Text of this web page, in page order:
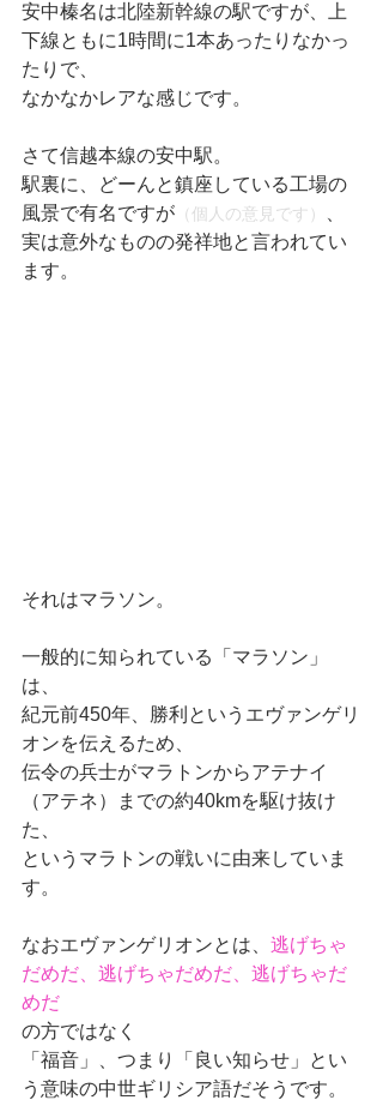
安中榛名は北陸新幹線の駅ですが、上
下線ともに1時間に1本あったりなかっ
たりで、
なかなかレアな感じです。
さて信越本線の安中駅。
駅裏に、どーんと鎮座している工場の
風景で有名ですが （個人の意見です）
実は意外なものの発祥地と言われてい
ます。
それはマラソン。
一般的に知られている「マラソン」
は、
紀元前450年、勝利というエヴァンゲリ
オンを伝えるため、
伝令の兵士がマラトンからアテナイ
（アテネ）までの約40kmを駆け抜け
た、
というマラトンの戦いに由来していま
す。
なおエヴァンゲリオンとは、 逃げちゃ
だめだ、逃げちゃだめだ、逃げちゃだ
めだ
の方ではなく
「福音」、つまり「良い知らせ」とい
う意味の中世ギリシア語だそうです。